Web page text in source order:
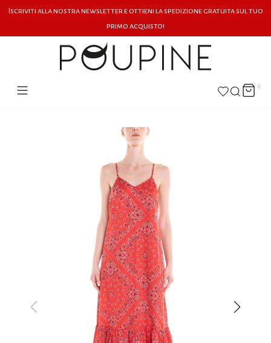
Iscriviti alla nostra newsletter e ottieni la spedizione gratuita sul tuo
primo acquisto!
0